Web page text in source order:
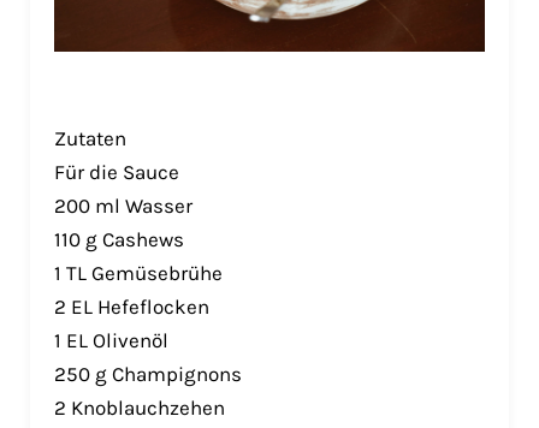
Zutaten
Für die Sauce
200 ml Wasser
110 g Cashews
1 TL Gemüsebrühe
2 EL Hefeflocken
1 EL Olivenöl
250 g Champignons
2 Knoblauchzehen